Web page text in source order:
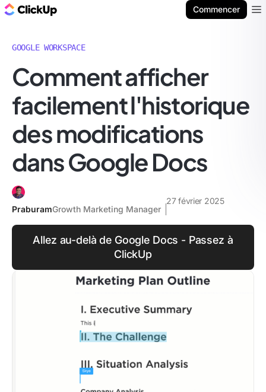
Commencer
GOOGLE WORKSPACE
Comment afficher
facilement l'historique
des modifications
dans Google Docs
PraburamGrowth Marketing Manager
27 février 2025
Allez au-delà de Google Docs - Passez à
ClickUp